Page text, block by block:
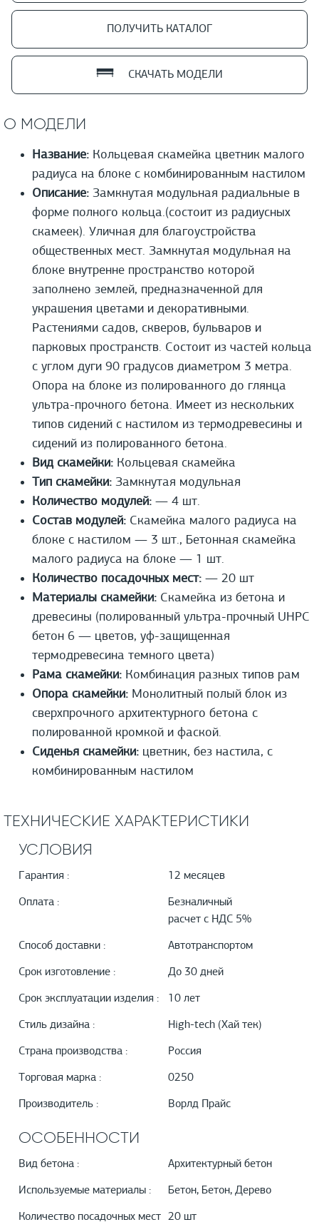
ПОЛУЧИТЬ КАТАЛОГ
СКАЧАТЬ МОДЕЛИ
О МОДЕЛИ
Название: Кольцевая скамейка цветник малого
радиуса на блоке с комбинированным настилом
Описание: Замкнутая модульная радиальные в
форме полного кольца.(состоит из радиусных
скамеек). Уличная для благоустройства
общественных мест. Замкнутая модульная на
блоке внутренне пространство которой
заполнено землей, предназначенной для
украшения цветами и декоративными.
Растениями садов, скверов, бульваров и
парковых пространств. Состоит из частей кольца
с углом дуги 90 градусов диаметром 3 метра.
Опора на блоке из полированного до глянца
ультра-прочного бетона. Имеет из нескольких
типов сидений с настилом из термодревесины и
сидений из полированного бетона.
Вид скамейки: Кольцевая скамейка
Тип скамейки: Замкнутая модульная
Количество модулей: — 4 шт.
Состав модулей: Скамейка малого радиуса на
блоке с настилом — 3 шт., Бетонная скамейка
малого радиуса на блоке — 1 шт.
Количество посадочных мест: — 20 шт
Материалы скамейки: Скамейка из бетона и
древесины (полированный ультра-прочный UHPС
бетон 6 — цветов, уф-защищенная
термодревесина темного цвета)
Рама скамейки: Комбинация разных типов рам
Опора скамейки: Монолитный полый блок из
сверхпрочного архитектурного бетона с
полированной кромкой и фаской.
Сиденья скамейки: цветник, без настила, с
комбинированным настилом
ТЕХНИЧЕСКИЕ ХАРАКТЕРИСТИКИ
УСЛОВИЯ
Гарантия : 12 месяцев
Оплата :
Безналичный
расчет с НДС 5%
Способ доставки : Автотранспортом
Срок изготовление : До 30 дней
Срок эксплуатации изделия : 10 лет
Стиль дизайна : High-tech (Хай тек)
Страна производства : Россия
Торговая марка : 0250
Производитель : Ворлд Прайс
ОСОБЕННОСТИ
Вид бетона : Архитектурный бетон
Используемые материалы : Бетон, Бетон, Дерево
Количество посадочных мест
20 шт